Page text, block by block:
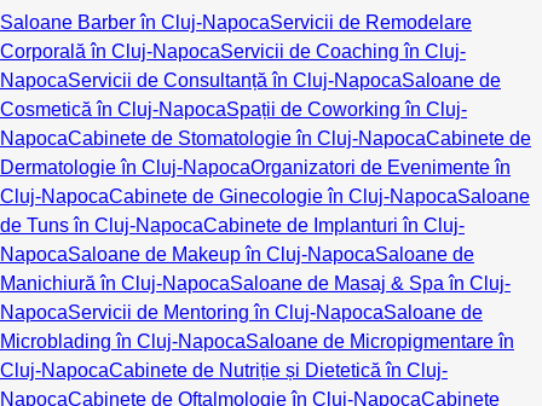
Saloane Barber în Cluj-NapocaServicii de Remodelare
Corporală în Cluj-NapocaServicii de Coaching în Cluj-
NapocaServicii de Consultanță în Cluj-NapocaSaloane de
Cosmetică în Cluj-NapocaSpații de Coworking în Cluj-
NapocaCabinete de Stomatologie în Cluj-NapocaCabinete de
Dermatologie în Cluj-NapocaOrganizatori de Evenimente în
Cluj-NapocaCabinete de Ginecologie în Cluj-NapocaSaloane
de Tuns în Cluj-NapocaCabinete de Implanturi în Cluj-
NapocaSaloane de Makeup în Cluj-NapocaSaloane de
Manichiură în Cluj-NapocaSaloane de Masaj & Spa în Cluj-
NapocaServicii de Mentoring în Cluj-NapocaSaloane de
Microblading în Cluj-NapocaSaloane de Micropigmentare în
Cluj-NapocaCabinete de Nutriție și Dietetică în Cluj-
NapocaCabinete de Oftalmologie în Cluj-NapocaCabinete